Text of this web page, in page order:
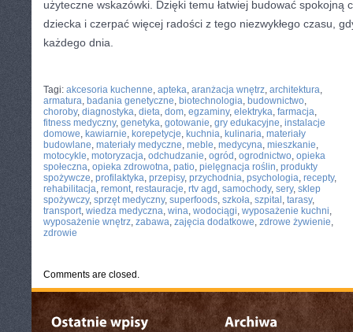
użyteczne wskazówki. Dzięki temu łatwiej budować spokojną
dziecka i czerpać więcej radości z tego niezwykłego czasu,
każdego dnia.
Tagi: akcesoria kuchenne, apteka, aranżacja wnętrz, architektura,
armatura, badania genetyczne, biotechnologia, budownictwo,
choroby, diagnostyka, dieta, dom, egzaminy, elektryka, farmacja,
fitness medyczny, genetyka, gotowanie, gry edukacyjne, instalacje
domowe, kawiarnie, korepetycje, kuchnia, kulinaria, materiały
budowlane, materiały medyczne, meble, medycyna, mieszkanie,
motocykle, motoryzacja, odchudzanie, ogród , ogrodnictwo, opieka
społeczna, opieka zdrowotna, patio, pielęgnacja roślin, produkty
spożywcze, profilaktyka, przepisy, przychodnia, psychologia, recepty,
rehabilitacja, remont, restauracje, rtv agd , samochody, sery, sklep
spożywczy, sprzęt medyczny, superfoods, szkoła, szpital , tarasy,
transport, wiedza medyczna, wina, wodociągi, wyposażenie kuchni,
wyposażenie wnętrz, zabawa, zajęcia dodatkowe, zdrowe żywienie,
zdrowie
Comments are closed.